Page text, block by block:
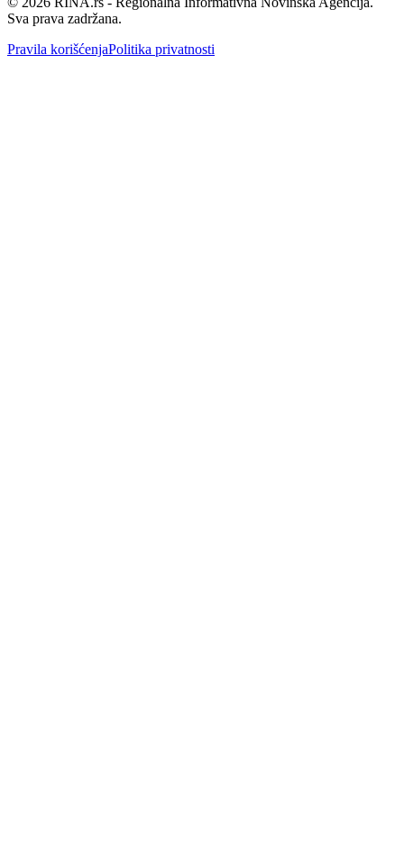
Sva prava zadržana.
Pravila korišćenjaPolitika privatnosti